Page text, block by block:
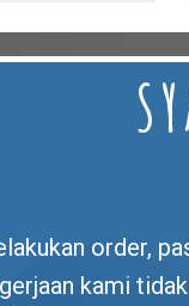
order,
kami